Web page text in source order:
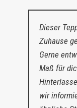
Dieser
Zuhause
Gerne
Maß für
wir